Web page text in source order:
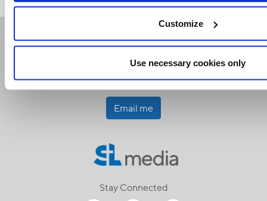
Customize
Use necessary cookies only
Receive our newsletters
Email me
Stay Connected